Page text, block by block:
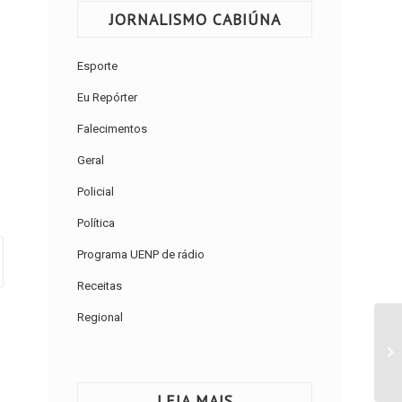
JORNALISMO CABIÚNA
Esporte
Eu Repórter
Falecimentos
Geral
Policial
Política
Programa UENP de rádio
Receitas
Regional